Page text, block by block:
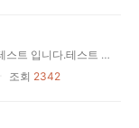
테스트 입니다.테스트 입니다.테스트 입니다.테스트 입니다.테스트 입니다.테스트 입니다.테스트 입니다.테스트 입니다. 테스트일껄요?테스트일껄요?테스트일껄요?테스트일껄요?테스트일껄요?테스트일껄요?테스트일껄요?테스트일껄요? 테스트입니다요테스트입니다요테스트입니다요테스트입니다요테스트입니다요테스트입니다요테스트입니다요테스트입니다요
조회 2342